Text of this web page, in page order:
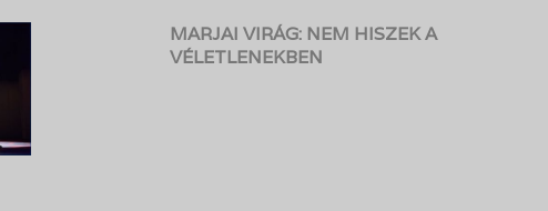
MARJAI VIRÁG: NEM HISZEK A
VÉLETLENEKBEN